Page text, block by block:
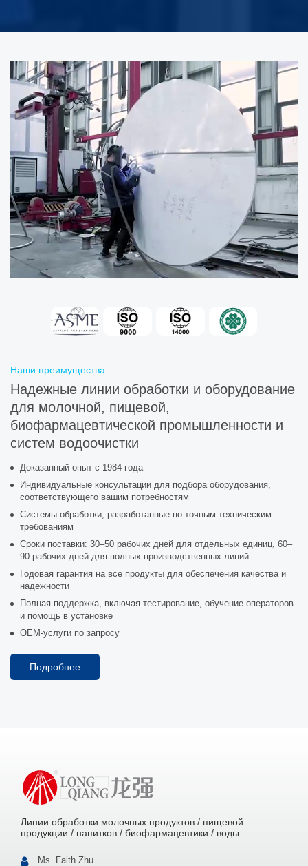
Наши преимущества
Надежные линии обработки и оборудование
для молочной, пищевой,
биофармацевтической промышленности и
систем водоочистки
Доказанный опыт с 1984 года
Индивидуальные консультации для подбора оборудования,
соответствующего вашим потребностям
Системы обработки, разработанные по точным техническим
требованиям
Сроки поставки: 30–50 рабочих дней для отдельных единиц, 60–
90 рабочих дней для полных производственных линий
Годовая гарантия на все продукты для обеспечения качества и
надежности
Полная поддержка, включая тестирование, обучение операторов
и помощь в установке
OEM-услуги по запросу
Подробнее
Линии обработки молочных продуктов / пищевой
продукции / напитков / биофармацевтики / воды
Ms. Faith Zhu